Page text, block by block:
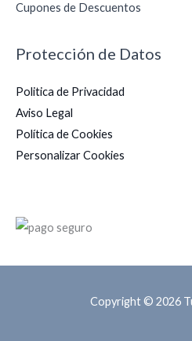
Cupones de Descuentos
Protección de Datos
Politica de Privacidad
Aviso Legal
Política de Cookies
Personalizar Cookies
Copyright © 2026